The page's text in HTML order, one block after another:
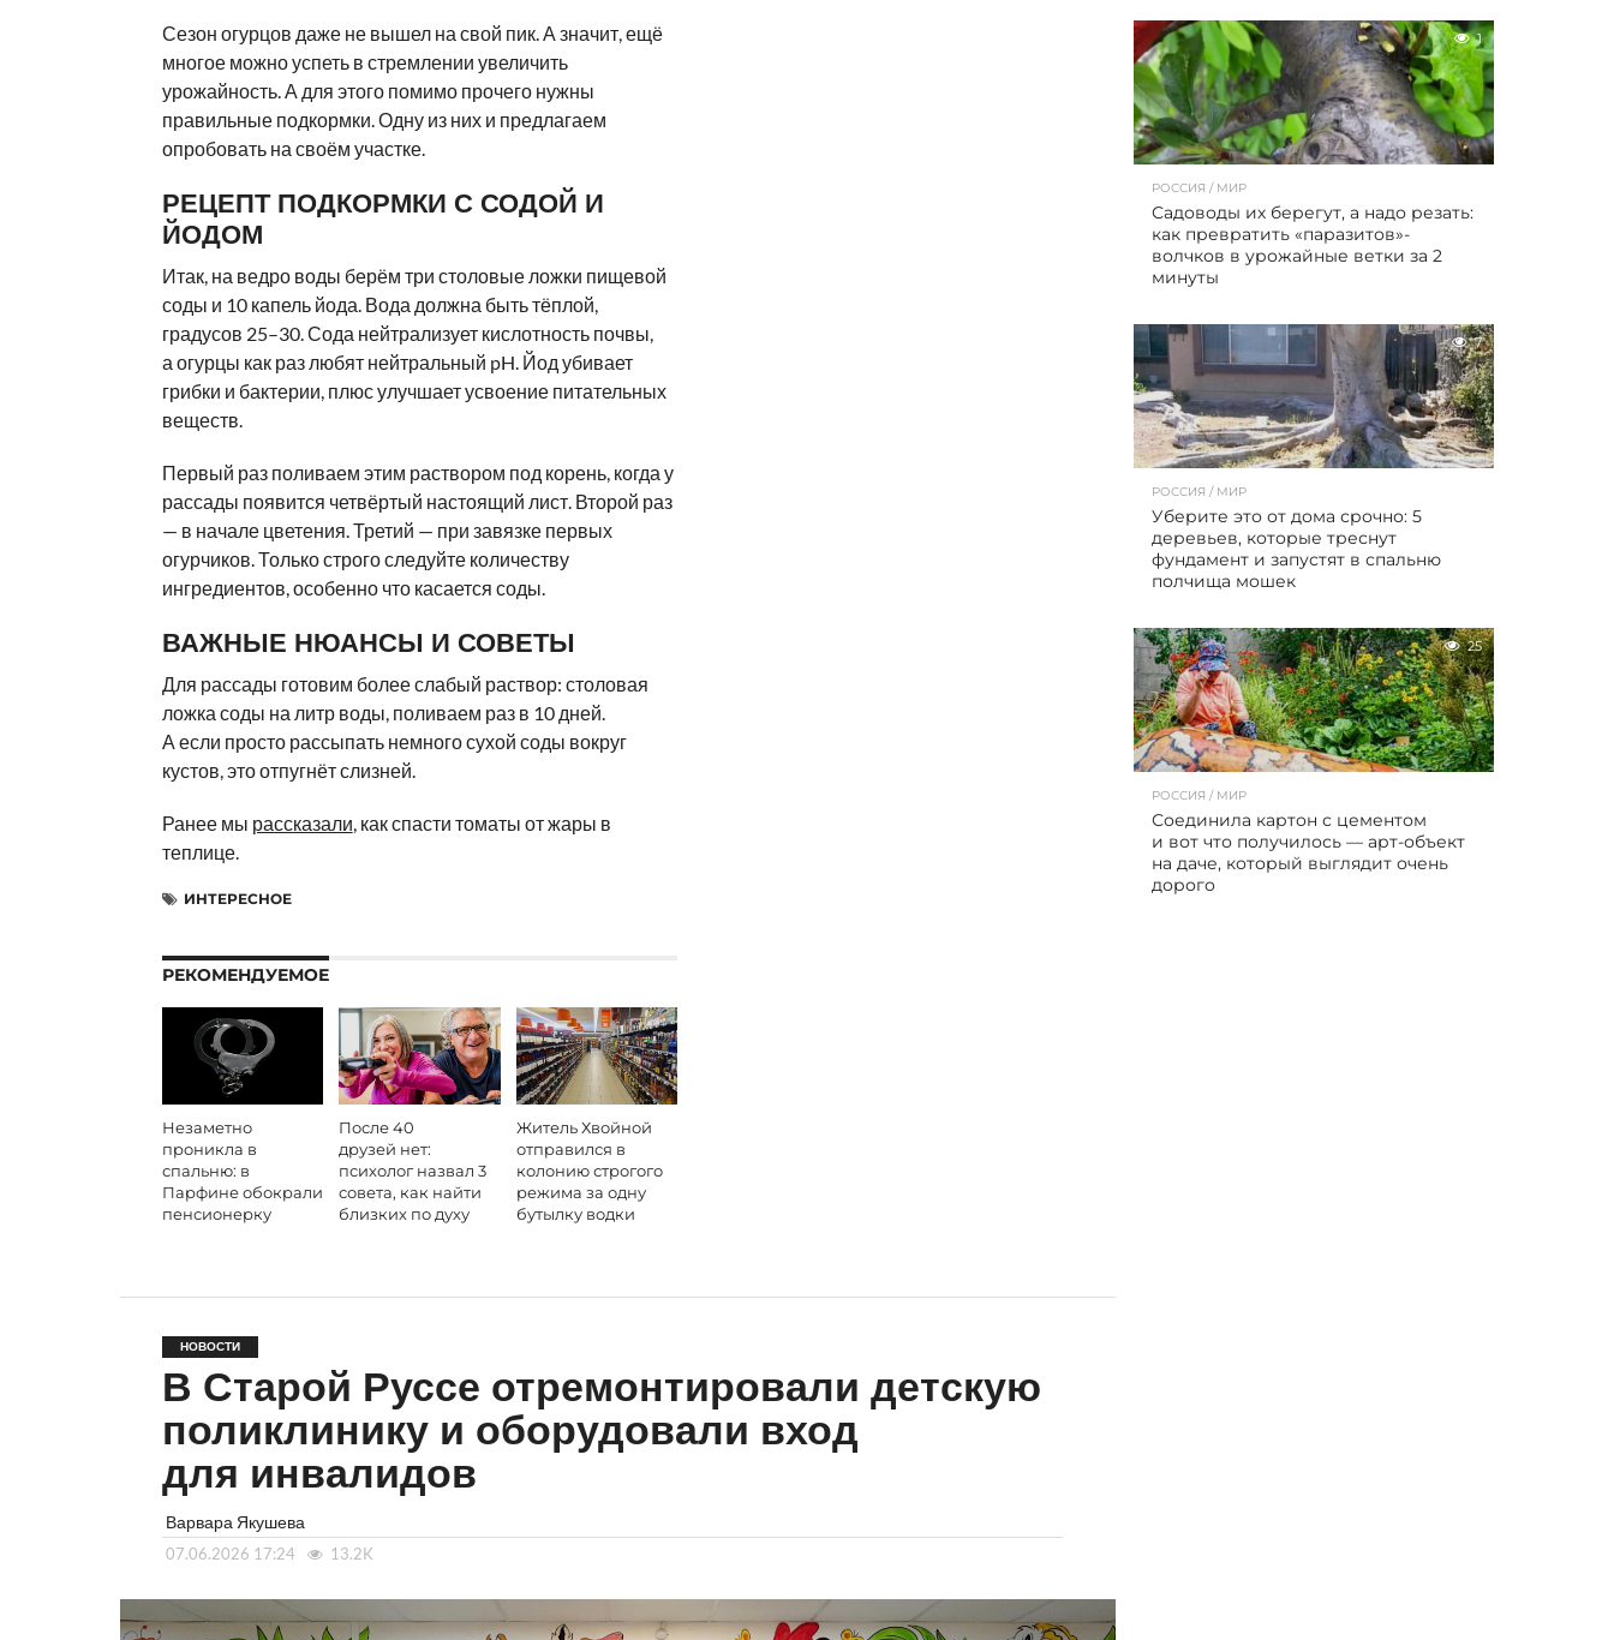
Сезон огурцов даже не вышел на свой пик. А значит, ещё
многое можно успеть в стремлении увеличить
урожайность. А для этого помимо прочего нужны
правильные подкормки. Одну из них и предлагаем
опробовать на своём участке.
РЕЦЕПТ ПОДКОРМКИ С СОДОЙ И
ЙОДОМ
Итак, на ведро воды берём три столовые ложки пищевой
соды и 10 капель йода. Вода должна быть тёплой,
градусов 25–30. Сода нейтрализует кислотность почвы,
а огурцы как раз любят нейтральный pH. Йод убивает
грибки и бактерии, плюс улучшает усвоение питательных
веществ.
Первый раз поливаем этим раствором под корень, когда у
рассады появится четвёртый настоящий лист. Второй раз
— в начале цветения. Третий — при завязке первых
огурчиков. Только строго следуйте количеству
ингредиентов, особенно что касается соды.
ВАЖНЫЕ НЮАНСЫ И СОВЕТЫ
Для рассады готовим более слабый раствор: столовая
ложка соды на литр воды, поливаем раз в 10 дней.
А если просто рассыпать немного сухой соды вокруг
кустов, это отпугнёт слизней.
Ранее мы рассказали, как спасти томаты от жары в
теплице.
ИНТЕРЕСНОЕ
РЕКОМЕНДУЕМОЕ
Незаметно
проникла в
спальню: в
Парфине обокрали
пенсионерку
После 40
друзей нет:
психолог назвал 3
совета, как найти
близких по духу
Житель Хвойной
отправился в
колонию строгого
режима за одну
бутылку водки
НОВОСТИ
В Старой Руссе отремонтировали детскую
поликлинику и оборудовали вход
для инвалидов
Варвара Якушева
07.06.2026 17:24 13.2K
1
РОССИЯ / МИР
Садоводы их берегут, а надо резать:
как превратить «паразитов»-
волчков в урожайные ветки за 2
минуты
7
РОССИЯ / МИР
Уберите это от дома срочно: 5
деревьев, которые треснут
фундамент и запустят в спальню
полчища мошек
25
РОССИЯ / МИР
Соединила картон с цементом
и вот что получилось — арт-объект
на даче, который выглядит очень
дорого